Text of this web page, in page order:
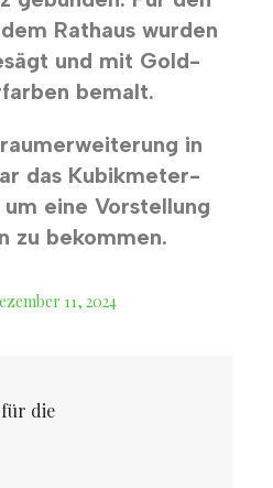
Rathaus wurden
und mit Gold-
bemalt.
in
das Kubikmeter-
eine Vorstellung
zu bekommen.
11, 2024
die